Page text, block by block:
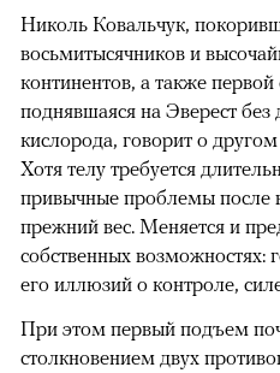
Николь Ковальчук,
восьмитысячников и
континентов, а также
поднявшаяся на Эверест без
кислорода, говорит о
Хотя телу требуется
привычные проблемы после
прежний вес. Меняется и
собственных возможностях:
его иллюзий о контроле,
При этом первый подъем
столкновением двух